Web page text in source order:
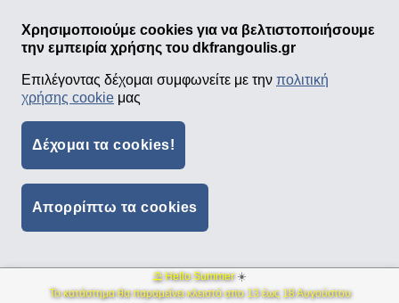
Χρησιμοποιούμε cookies για να βελτιστοποιήσουμε
την εμπειρία χρήσης του dkfrangoulis.gr
Επιλέγοντας δέχομαι συμφωνείτε με την πολιτική
χρήσης cookie μας
Δέχομαι τα cookies!
Απορρίπτω τα cookies
⛱ Hello Summer ☀️
Το κατάστημα θα παραμείνει κλειστό απο 13 έως 18 Αυγούστου